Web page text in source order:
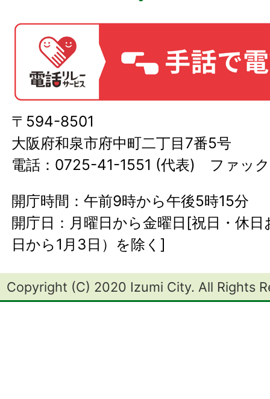
〒594-8501
大阪府和泉市府中町二丁目7番5号
電話：0725-41-1551 (代表) ファッ
開庁時間：午前9時から午後5時15分
開庁日：月曜日から金曜日[祝日・休
日から1月3日）を除く]
Copyright (C) 2020 Izumi City. All Rights